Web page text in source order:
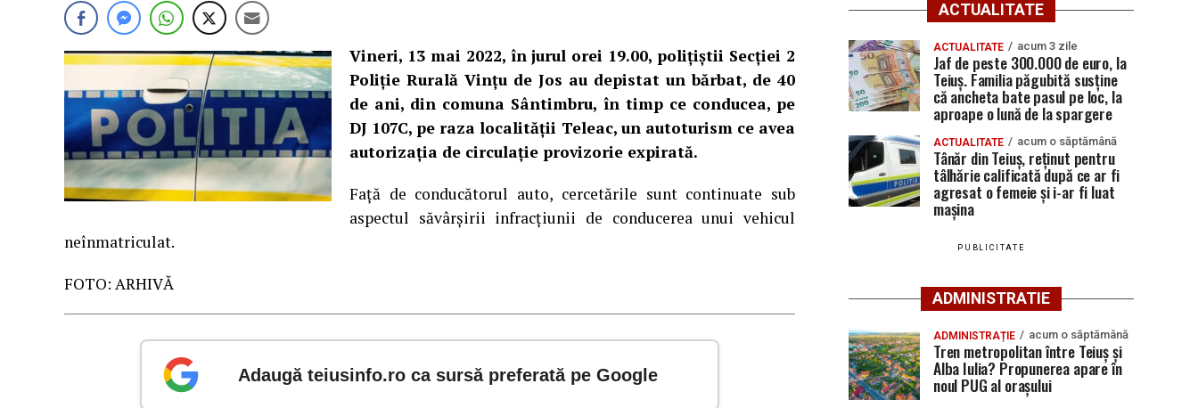
Vineri, 13 mai 2022, în jurul orei 19.00, polițiștii Secției 2
Poliție Rurală Vințu de Jos au depistat un bărbat, de 40
de ani, din comuna Sântimbru, în timp ce conducea, pe
DJ 107C, pe raza localității Teleac, un autoturism ce avea
autorizația de circulație provizorie expirată.
Față de conducătorul auto, cercetările sunt continuate sub
aspectul săvârșirii infracțiunii de conducerea unui vehicul
neînmatriculat.
FOTO: ARHIVĂ
Adaugă teiusinfo.ro ca sursă preferată pe Google
ACTUALITATE
ACTUALITATE acum 3 zile
Jaf de peste 300.000 de euro, la
Teiuș. Familia păgubită susține
că ancheta bate pasul pe loc, la
aproape o lună de la spargere
ACTUALITATE acum o săptămână
Tânăr din Teiuș, reținut pentru
tâlhărie calificată după ce ar fi
agresat o femeie și i-ar fi luat
mașina
PUBLICITATE
ADMINISTRATIE
ADMINISTRAȚIE acum o săptămână
Tren metropolitan între Teiuș și
Alba Iulia? Propunerea apare în
noul PUG al orașului